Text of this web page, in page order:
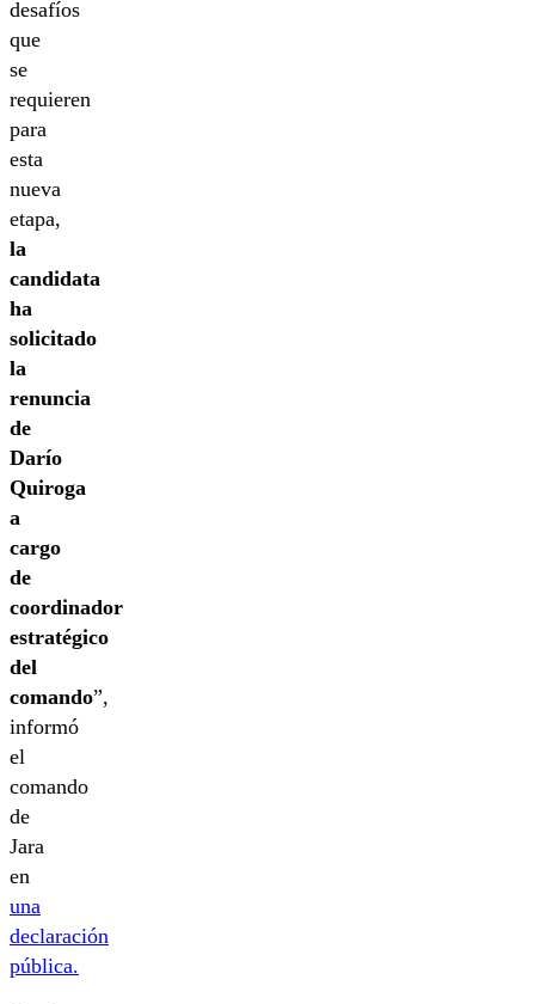
desafíos
que
se
requieren
para
esta
nueva
etapa,
la
candidata
ha
solicitado
la
renuncia
de
Darío
Quiroga
a
cargo
de
coordinador
estratégico
del
comando”,
informó
el
comando
de
Jara
en
una
declaración
pública.